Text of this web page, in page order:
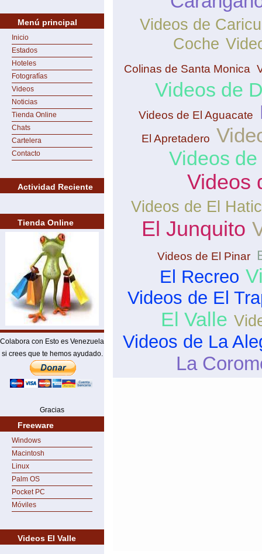
Menú principal
Inicio
Estados
Hoteles
Fotografías
Videos
Noticias
Tienda Online
Chats
Cartelera
Contacto
Actividad Reciente
Tienda Online
Colabora con Esto es Venezuela
si crees que te hemos ayudado.
Gracias
Freeware
Windows
Macintosh
Linux
Palm OS
Pocket PC
Móviles
Videos El Valle
Videos de
Coche
Colinas de Santa Monica
Videos de
Videos de El Aguacate
El Apretadero
Videos
Videos
Videos de El
El Junquito
Videos de El Pinar
El Recreo
Videos de El
El Valle
Videos de La
La